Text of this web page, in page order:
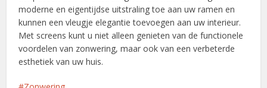
moderne en eigentijdse uitstraling toe aan uw ramen en
kunnen een vleugje elegantie toevoegen aan uw interieur.
Met screens kunt u niet alleen genieten van de functionele
voordelen van zonwering, maar ook van een verbeterde
esthetiek van uw huis.